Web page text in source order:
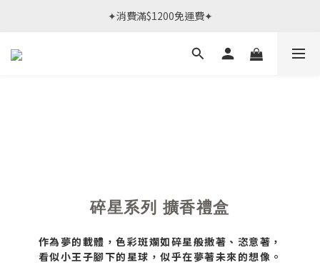
春日限定體驗課 >> 作伙來預約.ᐟ‪‪.ᐟ
✦消費滿$1200免運費✦
春日限定體驗課 >> 作伙來預約.ᐟ‪‪.ᐟ
碎星系列 擴香禮盒
作為夢的載體，色彩斑斕如碎星般撒著、恣意著，
看似小王子腳下的星球，似乎在夢著未來的想像。